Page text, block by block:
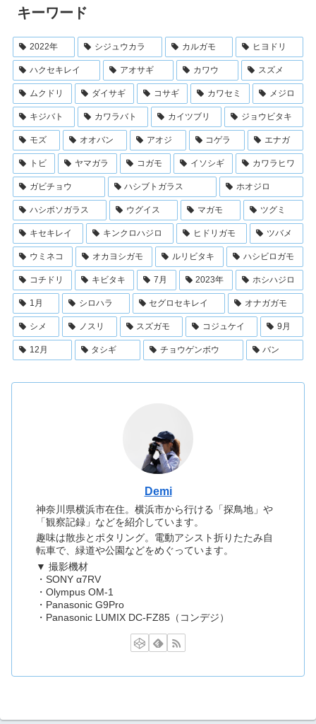
キーワード
2022年 シジュウカラ カルガモ ヒヨドリ
ハクセキレイ アオサギ カワウ スズメ
ムクドリ ダイサギ コサギ カワセミ メジロ
キジバト カワラバト カイツブリ ジョウビタキ
モズ オオバン アオジ コゲラ エナガ
トビ ヤマガラ コガモ イソシギ カワラヒワ
ガビチョウ ハシブトガラス ホオジロ
ハシボソガラス ウグイス マガモ ツグミ
キセキレイ キンクロハジロ ヒドリガモ ツバメ
ウミネコ オカヨシガモ ルリビタキ ハシビロガモ
コチドリ キビタキ 7月 2023年 ホシハジロ
1月 シロハラ セグロセキレイ オナガガモ
シメ ノスリ スズガモ コジュケイ 9月
12月 タシギ チョウゲンボウ バン
Demi
神奈川県横浜市在住。横浜市から行ける「探鳥地」や
「観察記録」などを紹介しています。
趣味は散歩とポタリング。電動アシスト折りたたみ自
転車で、緑道や公園などをめぐっています。
▼ 撮影機材
・SONY α7RV
・Olympus OM-1
・Panasonic G9Pro
・Panasonic LUMIX DC-FZ85（コンデジ）